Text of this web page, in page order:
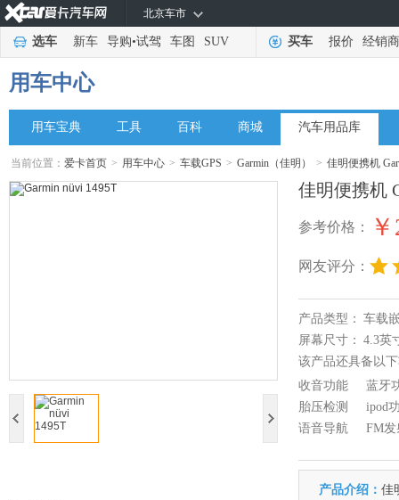
北京车市
选车 新车 导购•试驾 车图 SUV 买车 报价 经销商
用车中心
用车宝典 工具 百科 商城 汽车用品库
当前位置：爱卡首页 > 用车中心 > 车载GPS > Garmin（佳明） > 佳明便携机
佳明便携机
参考价格：
网友评分：
产品类型： 车载
屏幕尺寸： 4.3英
该产品还具备以
收音功能
蓝牙
胎压检测
ipod
语音导航
FM发
产品介绍： 佳